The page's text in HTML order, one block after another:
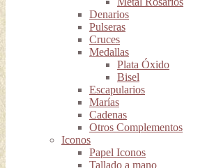
Denarios
Pulseras
Cruces
Medallas
Plata Óxido
Bisel
Escapularios
Marías
Cadenas
Otros Complementos
Iconos
Papel Iconos
Tallado a mano